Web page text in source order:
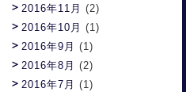
2016年11月 (2)
2016年10月 (1)
2016年9月 (1)
2016年8月 (2)
2016年7月 (1)